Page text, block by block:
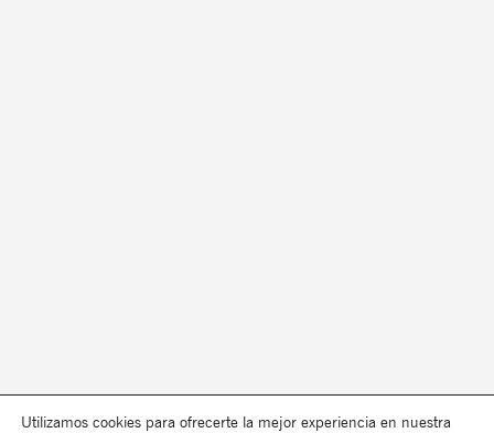
Utilizamos cookies para ofrecerte la mejor experiencia en nuestra